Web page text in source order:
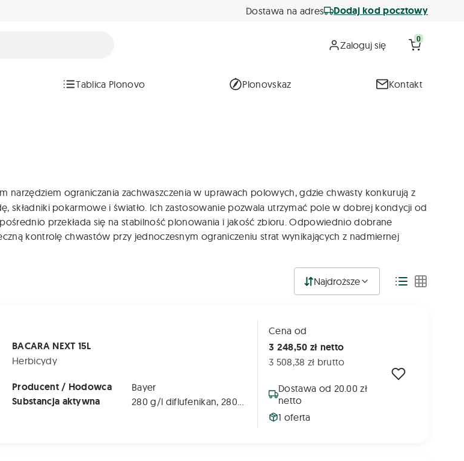
Dostawa na adres Dodaj kod pocztowy
Zaloguj się 0
Tablica Plonovo Plonovskaz Kontakt
narzędziem ograniczania zachwaszczenia w uprawach polowych, gdzie chwasty konkurują z
składniki pokarmowe i światło. Ich zastosowanie pozwala utrzymać pole w dobrej kondycji od
przekłada się na stabilność plonowania i jakość zbioru. Odpowiednio dobrane
kontrolę chwastów przy jednoczesnym ograniczeniu strat wynikających z nadmiernej
Najdroższe
BACARA NEXT 15L
Herbicydy
Producent / Hodowca Bayer
Substancja aktywna
Cena od
3 248,50 zł netto
3 508,38 zł brutto
Dostawa od 20.00 zł
netto
1 oferta